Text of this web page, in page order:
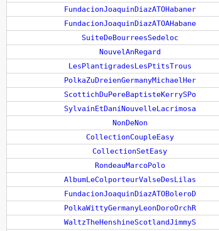
FundacionJoaquinDiazATOHabaner
FundacionJoaquinDiazATOAHabane
SuiteDeBourreesSedeloc
NouvelAnRegard
LesPlantigradesLesPtitsTrous
PolkaZuDreienGermanyMichaelHer
ScottichDuPereBaptisteKerrySPo
SylvainEtDaniNouvelleLacrimosa
NonDeNon
CollectionCoupleEasy
CollectionSetEasy
RondeauMarcoPolo
AlbumLeColporteurValseDesLilas
FundacionJoaquinDiazATOBoleroD
PolkaWittyGermanyLeonDoroOrchR
WaltzTheHenshineScotlandJimmyS